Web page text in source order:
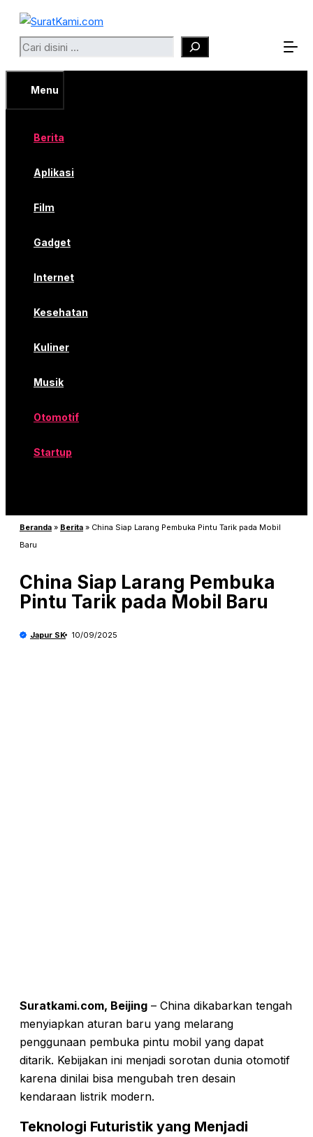
Langsung
Search
Menu
Berita
Aplikasi
Film
Gadget
Internet
Kesehatan
Kuliner
Musik
Otomotif
Startup
Beranda » Berita » China Siap Larang Pembuka Pintu Tarik pada Mobil
Baru
China Siap Larang Pembuka
Pintu Tarik pada Mobil Baru
Japur SK 10/09/2025
Suratkami.com, Beijing – China dikabarkan tengah
menyiapkan aturan baru yang melarang
penggunaan pembuka pintu mobil yang dapat
ditarik. Kebijakan ini menjadi sorotan dunia otomotif
karena dinilai bisa mengubah tren desain
kendaraan listrik modern.
Teknologi Futuristik yang Menjadi